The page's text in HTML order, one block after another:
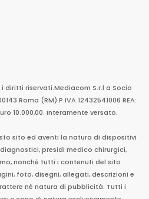
diritti riservati.Mediacom S.r.l a Socio
Roma (RM) P.IVA 12432541006 REA:
10.000,00. Interamente versato.
sito ed aventi la natura di dispositivi
presidi medico chirurgici,
nonché tutti i contenuti del sito
foto, disegni, allegati, descrizioni e
né natura di pubblicità. Tutti i